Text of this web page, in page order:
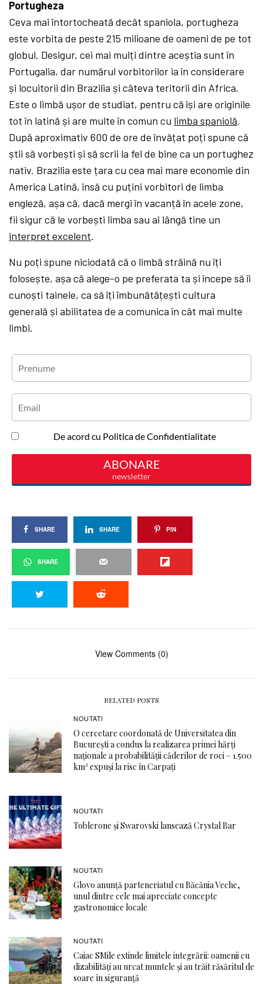
Portugheza
Ceva mai întortocheată decât spaniola, portugheza
este vorbita de peste 215 milioane de oameni de pe tot
globul. Desigur, cei mai mulți dintre aceștia sunt în
Portugalia, dar numărul vorbitorilor ia în considerare
și locuitorii din Brazilia și câteva teritorii din Africa.
Este o limbă ușor de studiat, pentru că își are originile
tot în latină și are multe în comun cu limba spaniolă.
După aproximativ 600 de ore de învățat poți spune că
știi să vorbești și să scrii la fel de bine ca un portughez
nativ. Brazilia este țara cu cea mai mare economie din
America Latină, însă cu puțini vorbitori de limba
engleză, așa că, dacă mergi în vacanță în acele zone,
fii sigur că le vorbești limba sau ai lângă tine un
interpret excelent.
Nu poți spune niciodată că o limbă străină nu îți
folosește, așa că alege-o pe preferata ta și începe să îi
cunoști tainele, ca să îți îmbunătățești cultura
generală și abilitatea de a comunica în cât mai multe
limbi.
SHARE SHARE PIN
SHARE
View Comments (0)
RELATED POSTS
NOUTATI
O cercetare coordonată de Universitatea din
București a condus la realizarea primei hărți
naționale a probabilității căderilor de roci – 1.500
km² expuși la risc în Carpați
NOUTATI
Toblerone și Swarovski lansează Crystal Bar
NOUTATI
Glovo anunță parteneriatul cu Băcănia Veche,
unul dintre cele mai apreciate concepte
gastronomice locale
NOUTATI
Caiac SMile extinde limitele integrării: oamenii cu
dizabilități au urcat muntele și au trăit răsăritul de
soare în siguranță